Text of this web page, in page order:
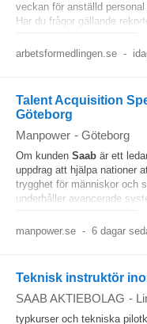
veckan för anställd
Har du frågor gällande
arbetsformedlingen.se -
Talent Acquisition
Göteborg
Manpower - Göteborg
Om kunden Saab är ett
uppdrag att hjälpa nationer
trygghet för människor och
underhåller avancerade
manpower.se - 6 dagar
Teknisk instruktör
SAAB AKTIEBOLAG -
typkurser och tekniska